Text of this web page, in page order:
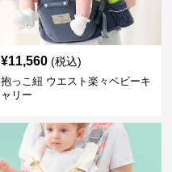
¥11,560 (税込)
抱っこ紐 ウエスト楽々ベビーキ
ャリー